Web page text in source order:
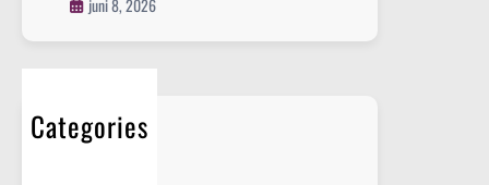
f
a
Categories
El